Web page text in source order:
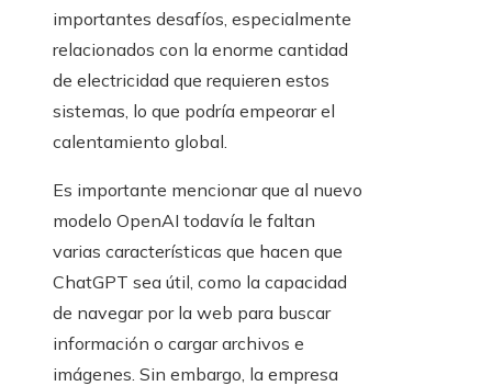
importantes desafíos, especialmente
relacionados con la enorme cantidad
de electricidad que requieren estos
sistemas, lo que podría empeorar el
calentamiento global.
Es importante mencionar que al nuevo
modelo OpenAI todavía le faltan
varias características que hacen que
ChatGPT sea útil, como la capacidad
de navegar por la web para buscar
información o cargar archivos e
imágenes. Sin embargo, la empresa